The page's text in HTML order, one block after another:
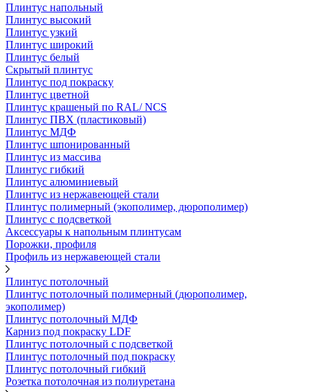
Плинтус напольный
Плинтус высокий
Плинтус узкий
Плинтус широкий
Плинтус белый
Скрытый плинтус
Плинтус под покраску
Плинтус цветной
Плинтус крашеный по RAL/ NCS
Плинтус ПВХ (пластиковый)
Плинтус МДФ
Плинтус шпонированный
Плинтус из массива
Плинтус гибкий
Плинтус алюминиевый
Плинтус из нержавеющей стали
Плинтус полимерный (экополимер, дюрополимер)
Плинтус с подсветкой
Аксессуары к напольным плинтусам
Порожки, профиля
Профиль из нержавеющей стали
Плинтус потолочный
Плинтус потолочный полимерный (дюрополимер,
экополимер)
Плинтус потолочный МДФ
Карниз под покраску LDF
Плинтус потолочный с подсветкой
Плинтус потолочный под покраску
Плинтус потолочный гибкий
Розетка потолочная из полиуретана